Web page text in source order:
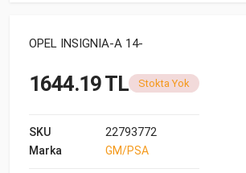
OPEL INSIGNIA-A 14-
1644.19 TL Stokta Yok
SKU
22793772
Marka
GM/PSA